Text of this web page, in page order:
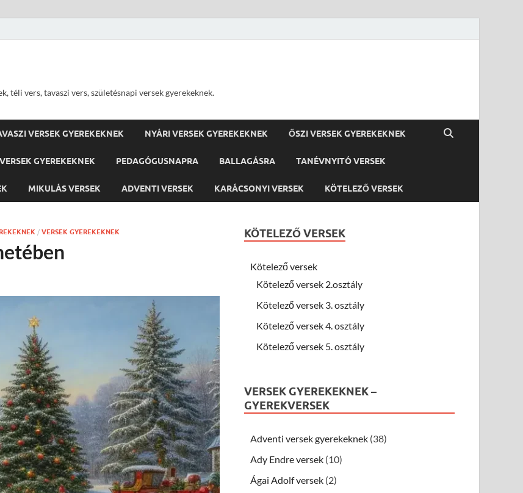
téli vers, tavaszi vers, születésnapi versek gyerekeknek.
VERSEK GYEREKEKNEK NYÁRI VERSEK GYEREKEKNEK ŐSZI VERSEK GYEREKEKNEK
GYEREKEKNEK PEDAGÓGUSNAPRA BALLAGÁSRA TANÉVNYITÓ VERSEK
MIKULÁS VERSEK ADVENTI VERSEK KARÁCSONYI VERSEK KÖTELEZŐ VERSEK
/ VERSEK GYEREKEKNEK KÖTELEZŐ VERSEK
Kötelező versek
Kötelező versek 2.osztály
Kötelező versek 3. osztály
Kötelező versek 4. osztály
Kötelező versek 5. osztály
VERSEK GYEREKEKNEK –
GYEREKVERSEK
Adventi versek gyerekeknek (38)
Ady Endre versek (10)
Ágai Adolf versek (2)